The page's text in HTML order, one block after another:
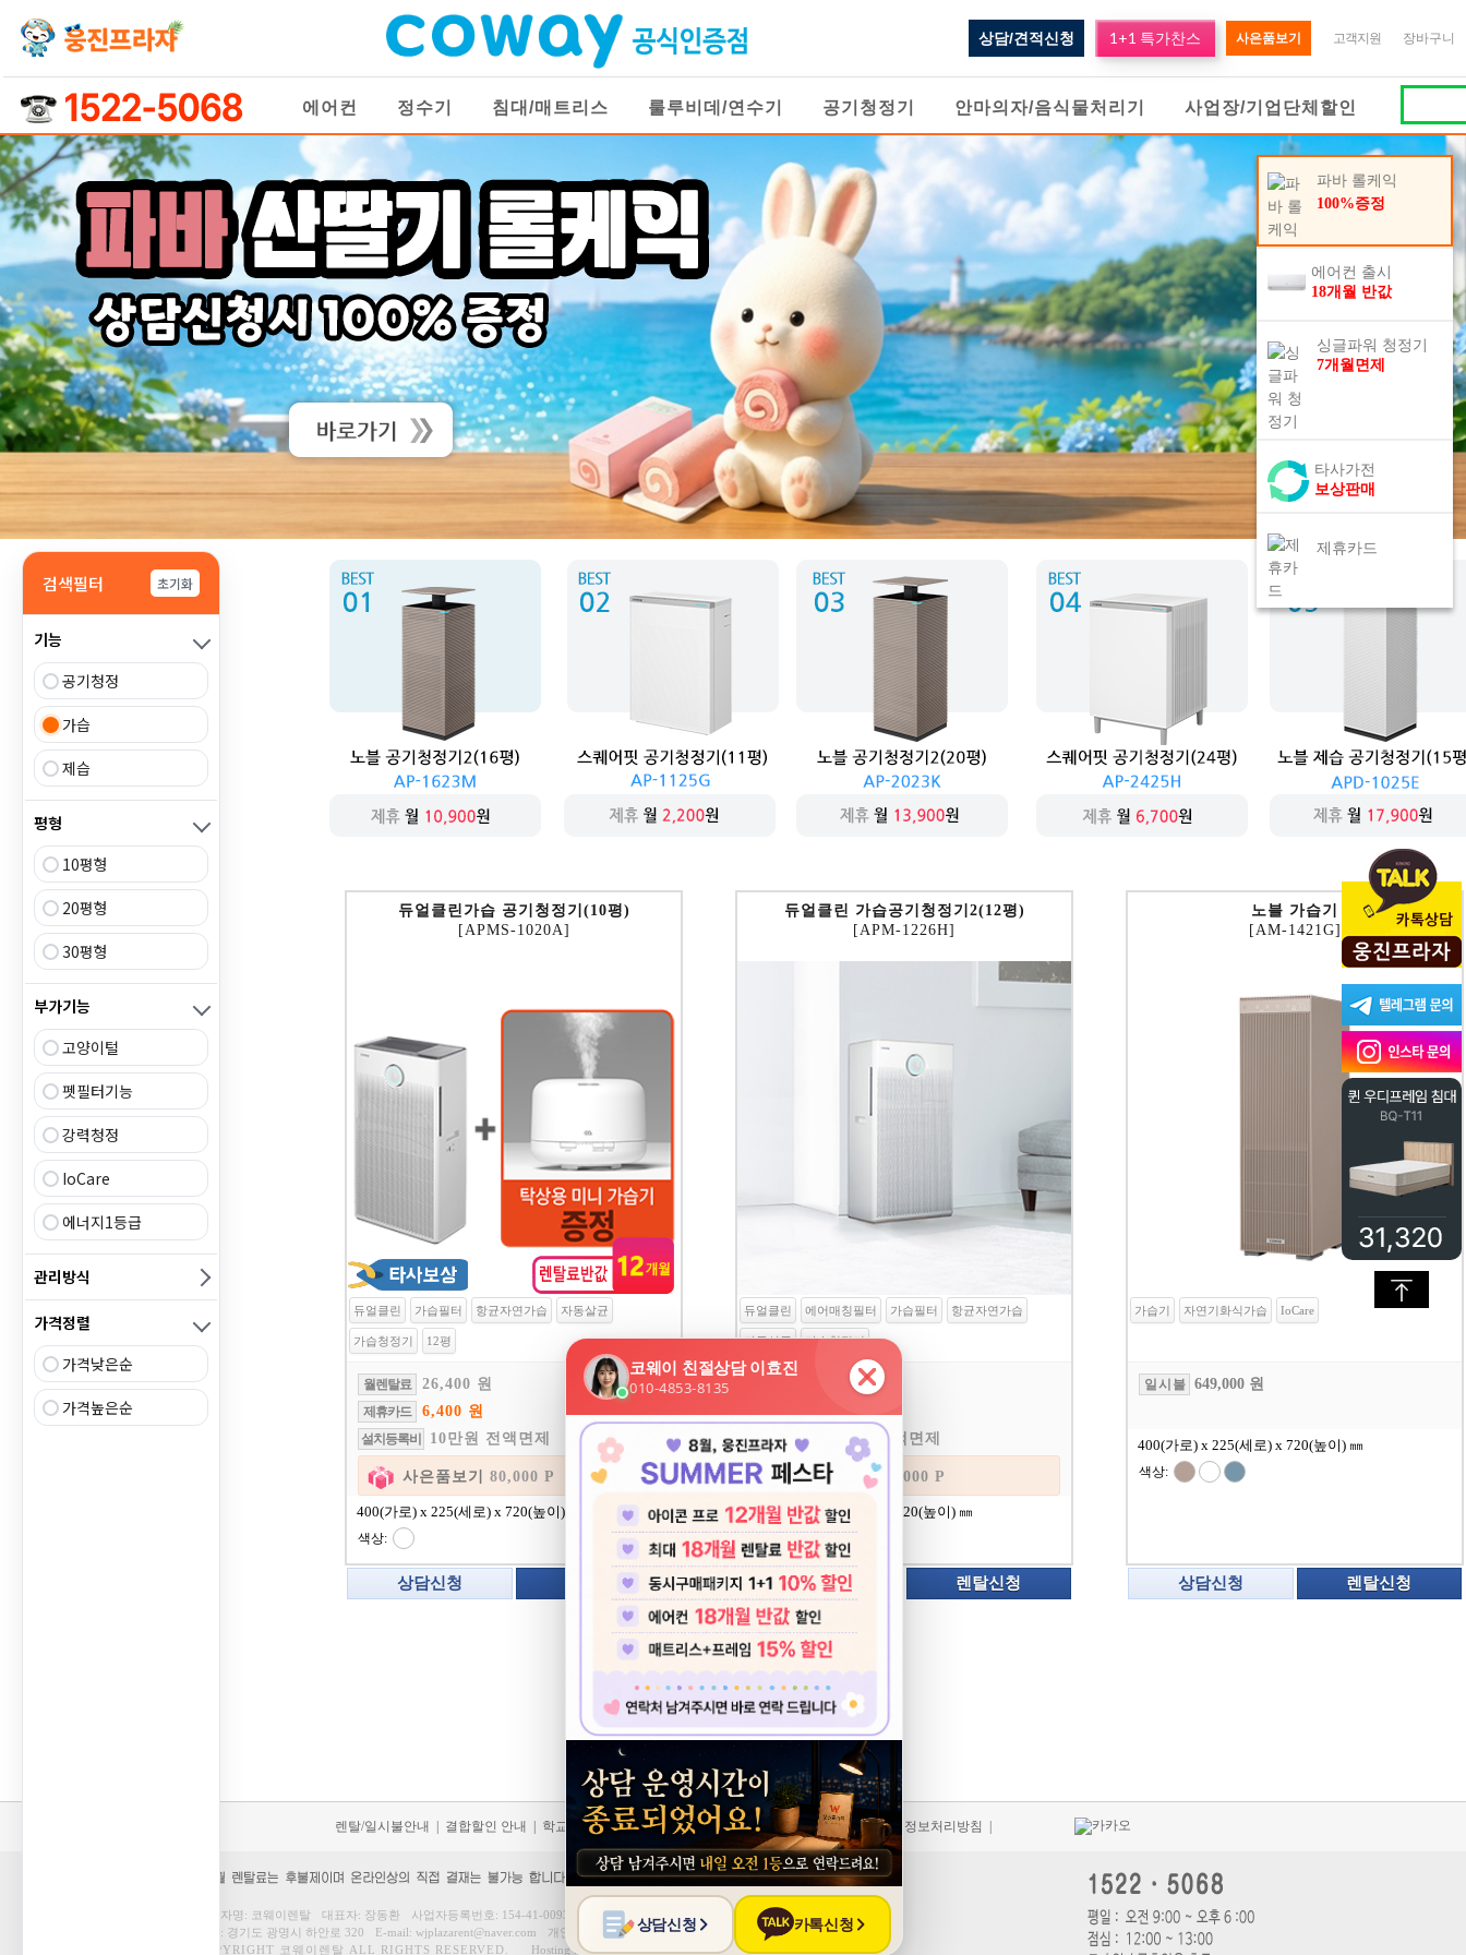
상담/견적신청 1+1 특가찬스 사은품보기 고객지원 장바구니
에어컨 정수기 침대/매트리스 룰루비데/연수기 공기청정기 안마의자/음식물처리기 사업장/기업단체할인
검색필터 초기화
기능
공기청정
가습
제습
평형
10평형
20평형
30평형
부가기능
고양이털
펫필터기능
강력청정
IoCare
에너지1등급
관리방식
가격정렬
가격낮은순
가격높은순
파바 롤케익
100%증정
에어컨 출시
18개월 반값
싱글파워 청정기
7개월면제
타사가전
보상판매
제휴카드
듀얼클린가습 공기청정기(10평)
[APMS-1020A]
듀얼클린 가습필터 항균자연가습 자동살균
가습청정기 12평
월렌탈료 26,400 원
제휴카드 6,400 원
설치등록비 10만원 전액면제
사은품보기 80,000 P
400(가로) x 225(세로) x 720(높이) ㎜
색상:
상담신청 렌탈신청
듀얼클린 가습공기청정기2(12평)
[APM-1226H]
듀얼클린 에어매칭필터 가습필터 항균자연가습
자동살균 가습청정기
27,900 원
제휴카드 7,900 원
설치등록비 10만원 전액면제
사은품보기 80,000 P
400(가로) x 225(세로) x 720(높이) ㎜
색상:
상담신청 렌탈신청
노블 가습기
[AM-1421G]
가습기 자연기화식가습 IoCare
일 시 불 649,000 원
400(가로) x 225(세로) x 720(높이) ㎜
색상:
상담신청 렌탈신청
렌탈/일시불안내 결합할인 안내 학교/기업 단체할인| 제휴카드할인| 코디(하트)서비스 | 개인정보처리방침
사업자명 : 코웨이렌탈 대표자: 장동환 사업자등록번호 : 154-41-00936 통신판매업
: 제 2022-경기광명-0040호
: 경기도 광명시 하안로 320 E-mail: wjplazarent@naver.com 개인정보보호책임자: 장동환
COPYRIGHT 코웨이렌탈 ALL RIGHTS RESERVED. Hosting : Gabia